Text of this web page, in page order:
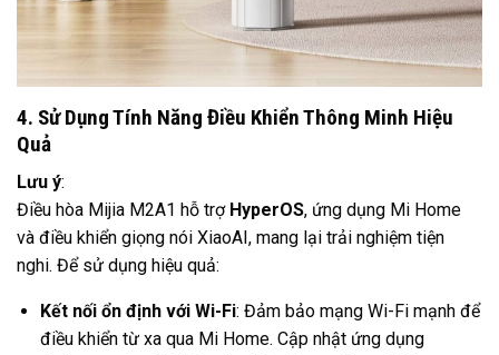
4. Sử Dụng Tính Năng Điều Khiển Thông Minh Hiệu
Quả
Lưu ý:
Điều hòa Mijia M2A1 hỗ trợ HyperOS, ứng dụng Mi Home
và điều khiển giọng nói XiaoAI, mang lại trải nghiệm tiện
nghi. Để sử dụng hiệu quả:
Kết nối ổn định với Wi-Fi: Đảm bảo mạng Wi-Fi mạnh để
điều khiển từ xa qua Mi Home. Cập nhật ứng dụng